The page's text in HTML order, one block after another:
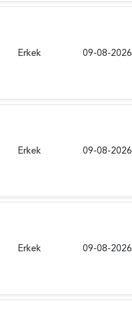
Erkek 09-08-2026
Erkek 09-08-2026
Erkek 09-08-2026